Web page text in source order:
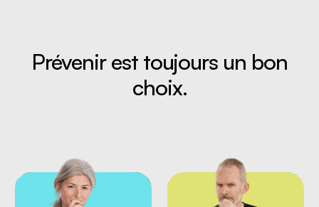
Prévenir est toujours un bon
choix.